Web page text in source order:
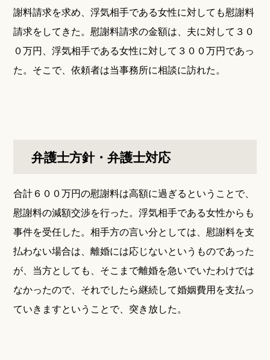
謝料請求を求め、浮気相手である女性に対しても慰謝料
請求をしてきた。慰謝料請求の金額は、夫に対して３０
０万円、浮気相手である女性に対して３００万円であっ
た。そこで、依頼者は当事務所に相談に訪れた。
弁護士方針・弁護士対応
合計６００万円の慰謝料は高額に過ぎるということで、
慰謝料の減額交渉を行った。浮気相手である女性からも
事件を受任した。相手方の言い分としては、慰謝料を支
払わない場合は、離婚には応じないというものであった
が、当方としても、そこまで離婚を急いでいたわけでは
なかったので、それでしたら継続して婚姻費用を支払っ
ていきますということで、突き放した。